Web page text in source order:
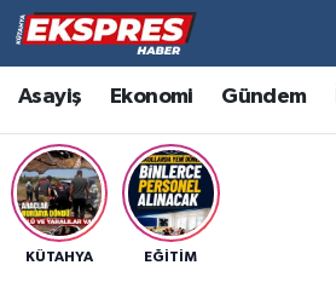
Asayiş Ekonomi Gündem
KÜTAHYA EĞITIM
Altıntaş
Asayiş
Aslanapa
Hava Durumu
Trafik Durumu
Süper Lig Puan Durumu ve